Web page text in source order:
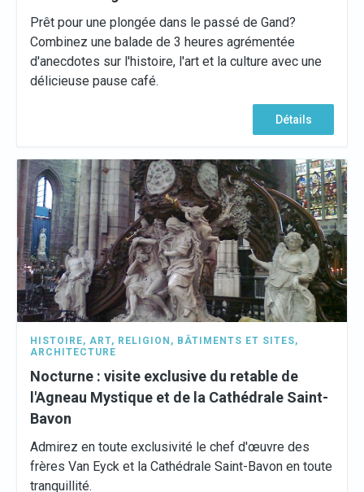
Prêt pour une plongée dans le passé de Gand?
Combinez une balade de 3 heures agrémentée
d'anecdotes sur l'histoire, l'art et la culture avec une
délicieuse pause café.
Détails
HISTOIRE, ART, RELIGION , BÂTIMENTS ET SITES,
ARCHITECTURE
Nocturne : visite exclusive du retable de
l'Agneau Mystique et de la Cathédrale Saint-
Bavon
Admirez en toute exclusivité le chef d'œuvre des
frères Van Eyck et la Cathédrale Saint-Bavon en toute
tranquillité.